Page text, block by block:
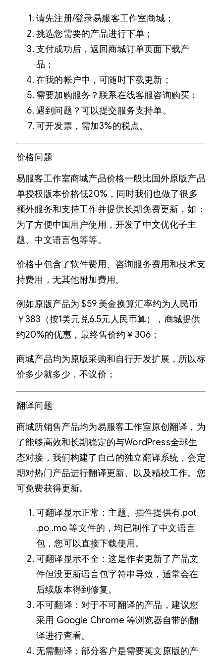
请先注册/登录易服客工作室商城；
挑选您需要的产品进行下单；
支付成功后，返回商城订单页面下载产
品；
在我的帐户中，可随时下载更新；
需要加购服务？联系在线客服咨询购买；
遇到问题？可以提交服务支持单。
可开发票，需加3%的税点。
价格问题
易服客工作室商城产品价格一般比国外原版产品
单授权版本价格低20%，同时我们也做了很多
额外服务和支持工作并提供长期免费更新，如：
为了方便中国用户使用，开发了中文优化子主
题、中文语言包等等。
价格中包含了软件费用、咨询服务费用和技术支
持费用，无其他附加费用。
例如原版产品为 $59 美金换算汇率约为人民币
￥383（按1美元兑6.5元人民币算），商城提供
约20%的优惠，最终售价约￥306；
商城产品均为原版采购和自行开发扩展，所以标
价多少就多少，不议价；
翻译问题
商城所销售产品均为易服客工作室原创翻译，为
了能够高效和长期稳定的与WordPress全球生
态对接，我们构建了自己的独立翻译系统，会定
期对热门产品进行翻译更新、以及精校工作。您
可免费获得更新。
可翻译显示正常：主题、插件提供有.pot
.po .mo 等文件的，均已制作了中文语言
包，您可以直接下载使用。
可翻译显示不全：这是作者更新了产品文
件但没更新语言包字符串导致，通常会在
后续版本得到修复。
不可翻译：对于不可翻译的产品，建议您
采用 Google Chrome 等浏览器自带的翻
译进行查看。
无需翻译：部分客户是需要英文原版的产